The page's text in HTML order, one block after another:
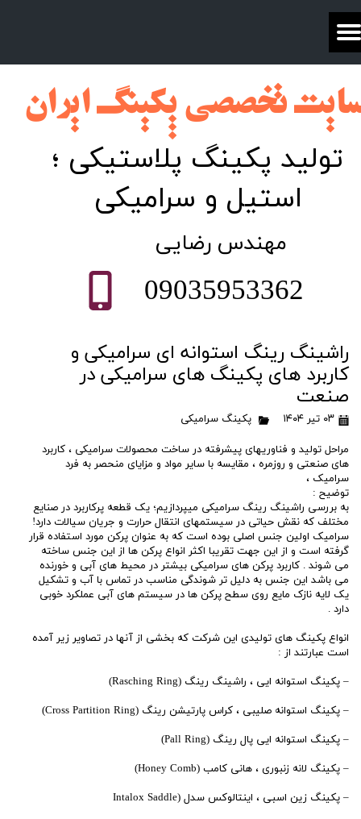
تخصصی پکینگ ایران​​​​​​​​​​​​
تولید پکینگ پلاستیکی ؛
استیل و سرامیکی
​مهندس رضایی
09035953362
راشینگ رینگ استوانه ای سرامیکی و
کاربرد های پکینگ های سرامیکی در
صنعت
۰۳ تیر ۱۴۰۴ پکینگ سرامیکی
مراحل تولید و فناوریهای پیشرفته در ساخت محصولات سرامیکی ، کاربرد
های صنعتی و روزمره ، مقایسه با سایر مواد و مزایای منحصر به فرد
سرامیک ،
توضیح :
به بررسی راشینگ رینگ سرامیکی میپردازیم؛ یک قطعه پرکاربرد در صنایع
مختلف که نقش حیاتی در سیستمهای انتقال حرارت و جریان سیالات دارد!
سرامیک اولین جنس اصلی بوده است که به عنوان پرکن مورد استفاده قرار
گرفته است و از این جهت تقریبا اکثر انواع پرکن ها از این جنس ساخته
می شوند . کاربرد پرکن های سرامیکی بیشتر در محیط های آبی و خورنده
می باشد این جنس به دلیل تر شوندگی مناسب در تماس با آب و تشکیل
یک لایه نازک مایع روی سطح پرکن ها در سیستم های آبی عملکرد خوبی
دارد .
انواع پکینگ های تولیدی این شرکت که بخشی از آنها در تصاویر زیر آمده
است عبارتند از :
– پکینگ استوانه ایی ، راشینگ رینگ (Rasching Ring)
– پکینگ استوانه صلیبی ، کراس پارتیشن رینگ (Cross Partition Ring)
– پکینگ استوانه ایی پال رینگ (Pall Ring)
– پکینگ لانه زنبوری ، هانی کامب (Honey Comb)
– پکینگ زین اسبی ، اینتالوکس سدل (Intalox Saddle